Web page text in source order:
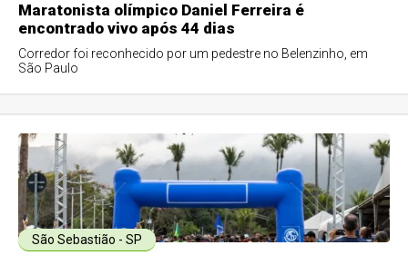
Maratonista olímpico Daniel Ferreira é
encontrado vivo após 44 dias
Corredor foi reconhecido por um pedestre no Belenzinho, em
São Paulo
São Sebastião - SP